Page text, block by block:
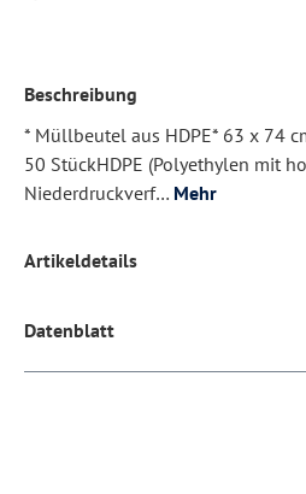
Beschreibung
* Müllbeutel aus HDPE* 63 x 74
50 StückHDPE (Polyethylen mit
Niederdruckverf… Mehr
Artikeldetails
Datenblatt